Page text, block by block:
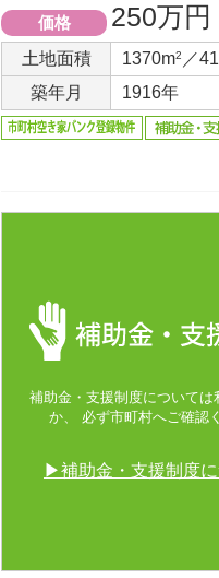
価格 250万円
土地面積 1370m2 ／
築年月
1916年
補助金・支援制度については
か、 必ず市町村へご確認
▶補助金・支援制度